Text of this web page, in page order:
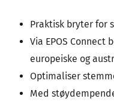
Praktisk bryter for
Via EPOS Connect
europeiske og
Optimaliser
Med